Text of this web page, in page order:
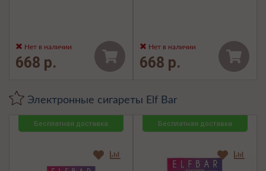
Нет в наличии
668 р.
Нет в наличии
668 р.
Электронные сигареты Elf Bar
Бесплатная доставка Бесплатная доставка